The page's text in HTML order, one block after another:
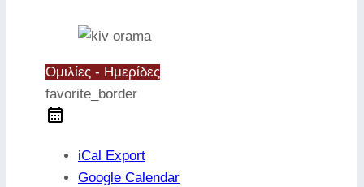
Ομιλίες - Ημερίδες
favorite_border
iCal Export
Google Calendar